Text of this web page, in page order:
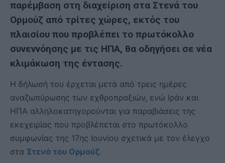
παρέμβαση στη διαχείριση στα Στενά του
Ορμούζ από τρίτες χώρες, εκτός του
πλαισίου που προβλέπει το πρωτόκολλο
συνεννόησης με τις ΗΠΑ, θα οδηγήσει σε νέα
κλιμάκωση της έντασης.
Η δήλωσή του έρχεται μετά από τρεις ημέρες
αναζωπύρωσης των εχθροπραξιών, ενώ Ιράν και
ΗΠΑ αλληλοκατηγορούνται για παραβιάσεις της
εκεχειρίας που προβλέπεται στο πρωτόκολλο
συμφωνίας της 17ης Ιουνίου σχετικά με τον έλεγχο
στα Στενά του Ορμούζ.